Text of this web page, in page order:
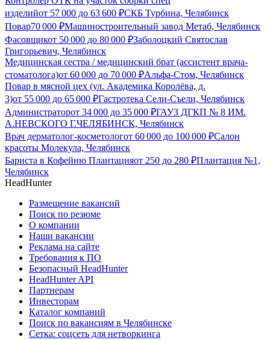
изделийот 57 000 до 63 600 ₽СКБ Турбина, Челябинск
Повар70 000 ₽Машиностроительный завод Метаб, Челябинск
Фасовщикот 50 000 до 80 000 ₽Заболоцкий Святослав
Григорьевич, Челябинск
Медицинская сестра / медицинский брат (ассистент врача-
стоматолога)от 60 000 до 70 000 ₽Альфа-Стом, Челябинск
Повар в мясной цех (ул. Академика Королёва, д.
3)от 55 000 до 65 000 ₽Гастротека Сели-Съели, Челябинск
Администраторот 34 000 до 35 000 ₽ГАУЗ ДГКП № 8 ИМ.
А.НЕВСКОГО Г.ЧЕЛЯБИНСК, Челябинск
Врач дерматолог-косметологот 60 000 до 100 000 ₽Салон
красоты Молекула, Челябинск
Бариста в Кофейню Плантацияот 250 до 280 ₽Плантация №1,
Челябинск
HeadHunter
Размещение вакансий
Поиск по резюме
О компании
Наши вакансии
Реклама на сайте
Требования к ПО
Безопасный HeadHunter
HeadHunter API
Партнерам
Инвесторам
Каталог компаний
Поиск по вакансиям в Челябинске
Сетка: соцсеть для нетворкинга